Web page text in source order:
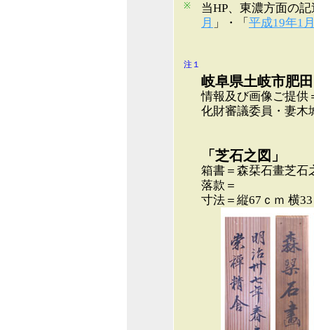
※
当HP、東濃方面の
月 」・「 平成19年1
注１
岐阜県土岐市肥
情報及び画像ご提供
化財審議委員・妻木
「芝石之図」
箱書＝森栞石畫芝石
落款＝
寸法＝縦67ｃｍ 横